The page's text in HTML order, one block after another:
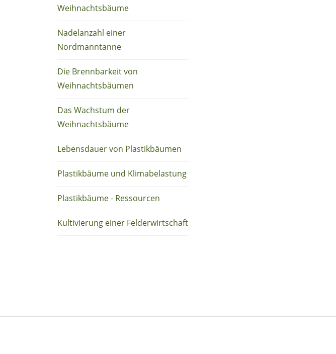
Weihnachtsbäume
Nadelanzahl einer
Nordmanntanne
Die Brennbarkeit von
Weihnachtsbäumen
Das Wachstum der
Weihnachtsbäume
Lebensdauer von Plastikbäumen
Plastikbäume und Klimabelastung
Plastikbäume - Ressourcen
Kultivierung einer Felderwirtschaft